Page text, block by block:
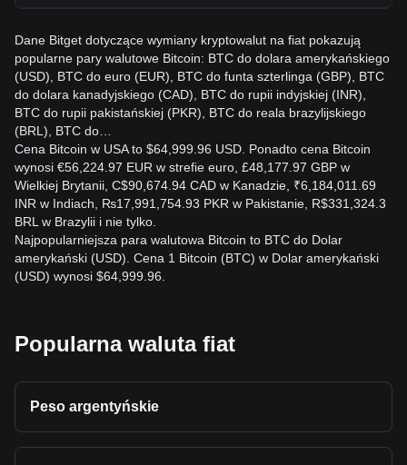
Dane Bitget dotyczące wymiany kryptowalut na fiat pokazują
popularne pary walutowe Bitcoin: BTC do dolara amerykańskiego
(USD), BTC do euro (EUR), BTC do funta szterlinga (GBP), BTC
do dolara kanadyjskiego (CAD), BTC do rupii indyjskiej (INR),
BTC do rupii pakistańskiej (PKR), BTC do reala brazylijskiego
(BRL), BTC do…
Cena Bitcoin w USA to $64,999.96 USD. Ponadto cena Bitcoin
wynosi €56,224.97 EUR w strefie euro, £48,177.97 GBP w
Wielkiej Brytanii, C$90,674.94 CAD w Kanadzie, ₹6,184,011.69
INR w Indiach, ₨17,991,754.93 PKR w Pakistanie, R$331,324.3
BRL w Brazylii i nie tylko.
Najpopularniejsza para walutowa Bitcoin to BTC do Dolar
amerykański (USD). Cena 1 Bitcoin (BTC) w Dolar amerykański
(USD) wynosi $64,999.96.
Popularna waluta fiat
Peso argentyńskie